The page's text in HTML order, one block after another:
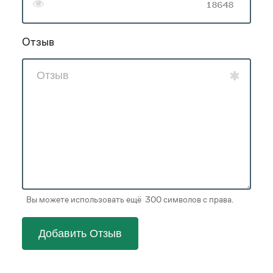
Отзыв
Вы можете использовать ещё 300 символов с права.
Добавить Отзыв